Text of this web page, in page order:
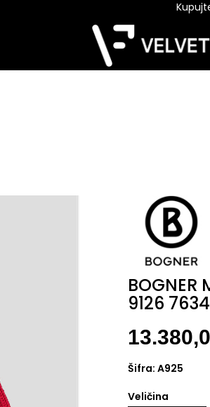
Kupujte
BOGNER
9126
Šifra: A925
Veličina